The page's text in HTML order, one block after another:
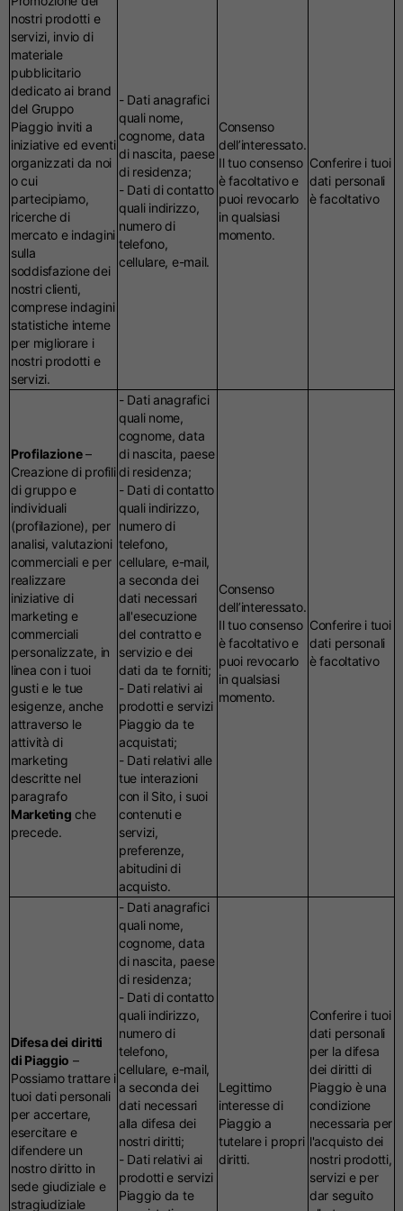
nostri prodotti e
servizi, invio di
materiale
pubblicitario
dedicato ai brand
del Gruppo
Piaggio inviti a
iniziative ed eventi
organizzati da noi
o cui
partecipiamo,
ricerche di
mercato e indagini
sulla
soddisfazione dei
nostri clienti,
comprese indagini
statistiche interne
per migliorare i
nostri prodotti e
servizi.
- Dati anagrafici
quali nome,
cognome, data
di nascita, paese
di residenza;
- Dati di contatto
quali indirizzo,
numero di
telefono,
cellulare, e-mail.
Consenso
dell’interessato.
Il tuo consenso
è facoltativo e
puoi revocarlo
in qualsiasi
momento.
Conferire i tuoi
dati personali
è facoltativo
Profilazione–
Creazione di profili
di gruppo e
individuali
(profilazione), per
analisi, valutazioni
commerciali e per
realizzare
iniziative di
marketing e
commerciali
personalizzate, in
linea con i tuoi
gusti e le tue
esigenze, anche
attraverso le
attività di
marketing
descritte nel
paragrafo
Marketing che
precede.
- Dati anagrafici
quali nome,
cognome, data
di nascita, paese
di residenza;
- Dati di contatto
quali indirizzo,
numero di
telefono,
cellulare, e-mail,
a seconda dei
dati necessari
all'esecuzione
del contratto e
servizio e dei
dati da te forniti;
- Dati relativi ai
prodotti e servizi
Piaggio da te
acquistati;
- Dati relativi alle
tue interazioni
con il Sito, i suoi
contenuti e
servizi,
preferenze,
abitudini di
acquisto.
Consenso
dell’interessato.
Il tuo consenso
è facoltativo e
puoi revocarlo
in qualsiasi
momento.
Conferire i tuoi
dati personali
è facoltativo
Difesa dei diritti
di Piaggio –
Possiamo trattare i
tuoi dati personali
per accertare,
esercitare e
difendere un
nostro diritto in
sede giudiziale e
stragiudiziale
- Dati anagrafici
quali nome,
cognome, data
di nascita, paese
di residenza;
- Dati di contatto
quali indirizzo,
numero di
telefono,
cellulare, e-mail,
a seconda dei
dati necessari
alla difesa dei
nostri diritti;
- Dati relativi ai
prodotti e servizi
Piaggio da te
Legittimo
interesse di
Piaggio a
tutelare i propri
diritti.
Conferire i tuoi
dati personali
per la difesa
dei diritti di
Piaggio è una
condizione
necessaria per
l'acquisto dei
nostri prodotti,
servizi e per
dar seguito